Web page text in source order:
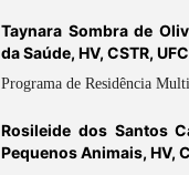
Taynara Sombra de
da Saúde, HV, CSTR,
Programa de Residência
Rosileide dos Santos
Pequenos Animais, HV,